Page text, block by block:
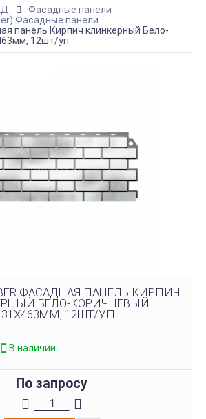
Фасадные панели
Фасадные панели
панель Кирпич клинкерный Бело-
12шт/уп
ФАСАДНАЯ ПАНЕЛЬ КИРПИЧ
БЕЛО-КОРИЧНЕВЫЙ
12ШТ/УП
В наличии
По запросу